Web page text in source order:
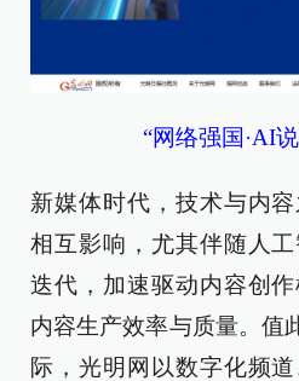
“网络强国·AI
新媒体时代，技术与内容
相互影响，尤其伴随人
迭代，加速驱动内容创
内容生产效率与质量。值
际，光明网以数字化频